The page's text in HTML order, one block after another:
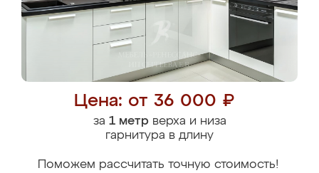
Цена: от 36 000 ₽
за 1 метрверха и низа
гарнитура в длину
Поможем рассчитать точную стоимость!